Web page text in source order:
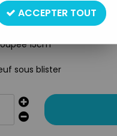
de vêtements
15cm
sous blister
ACCEPTER TOUT